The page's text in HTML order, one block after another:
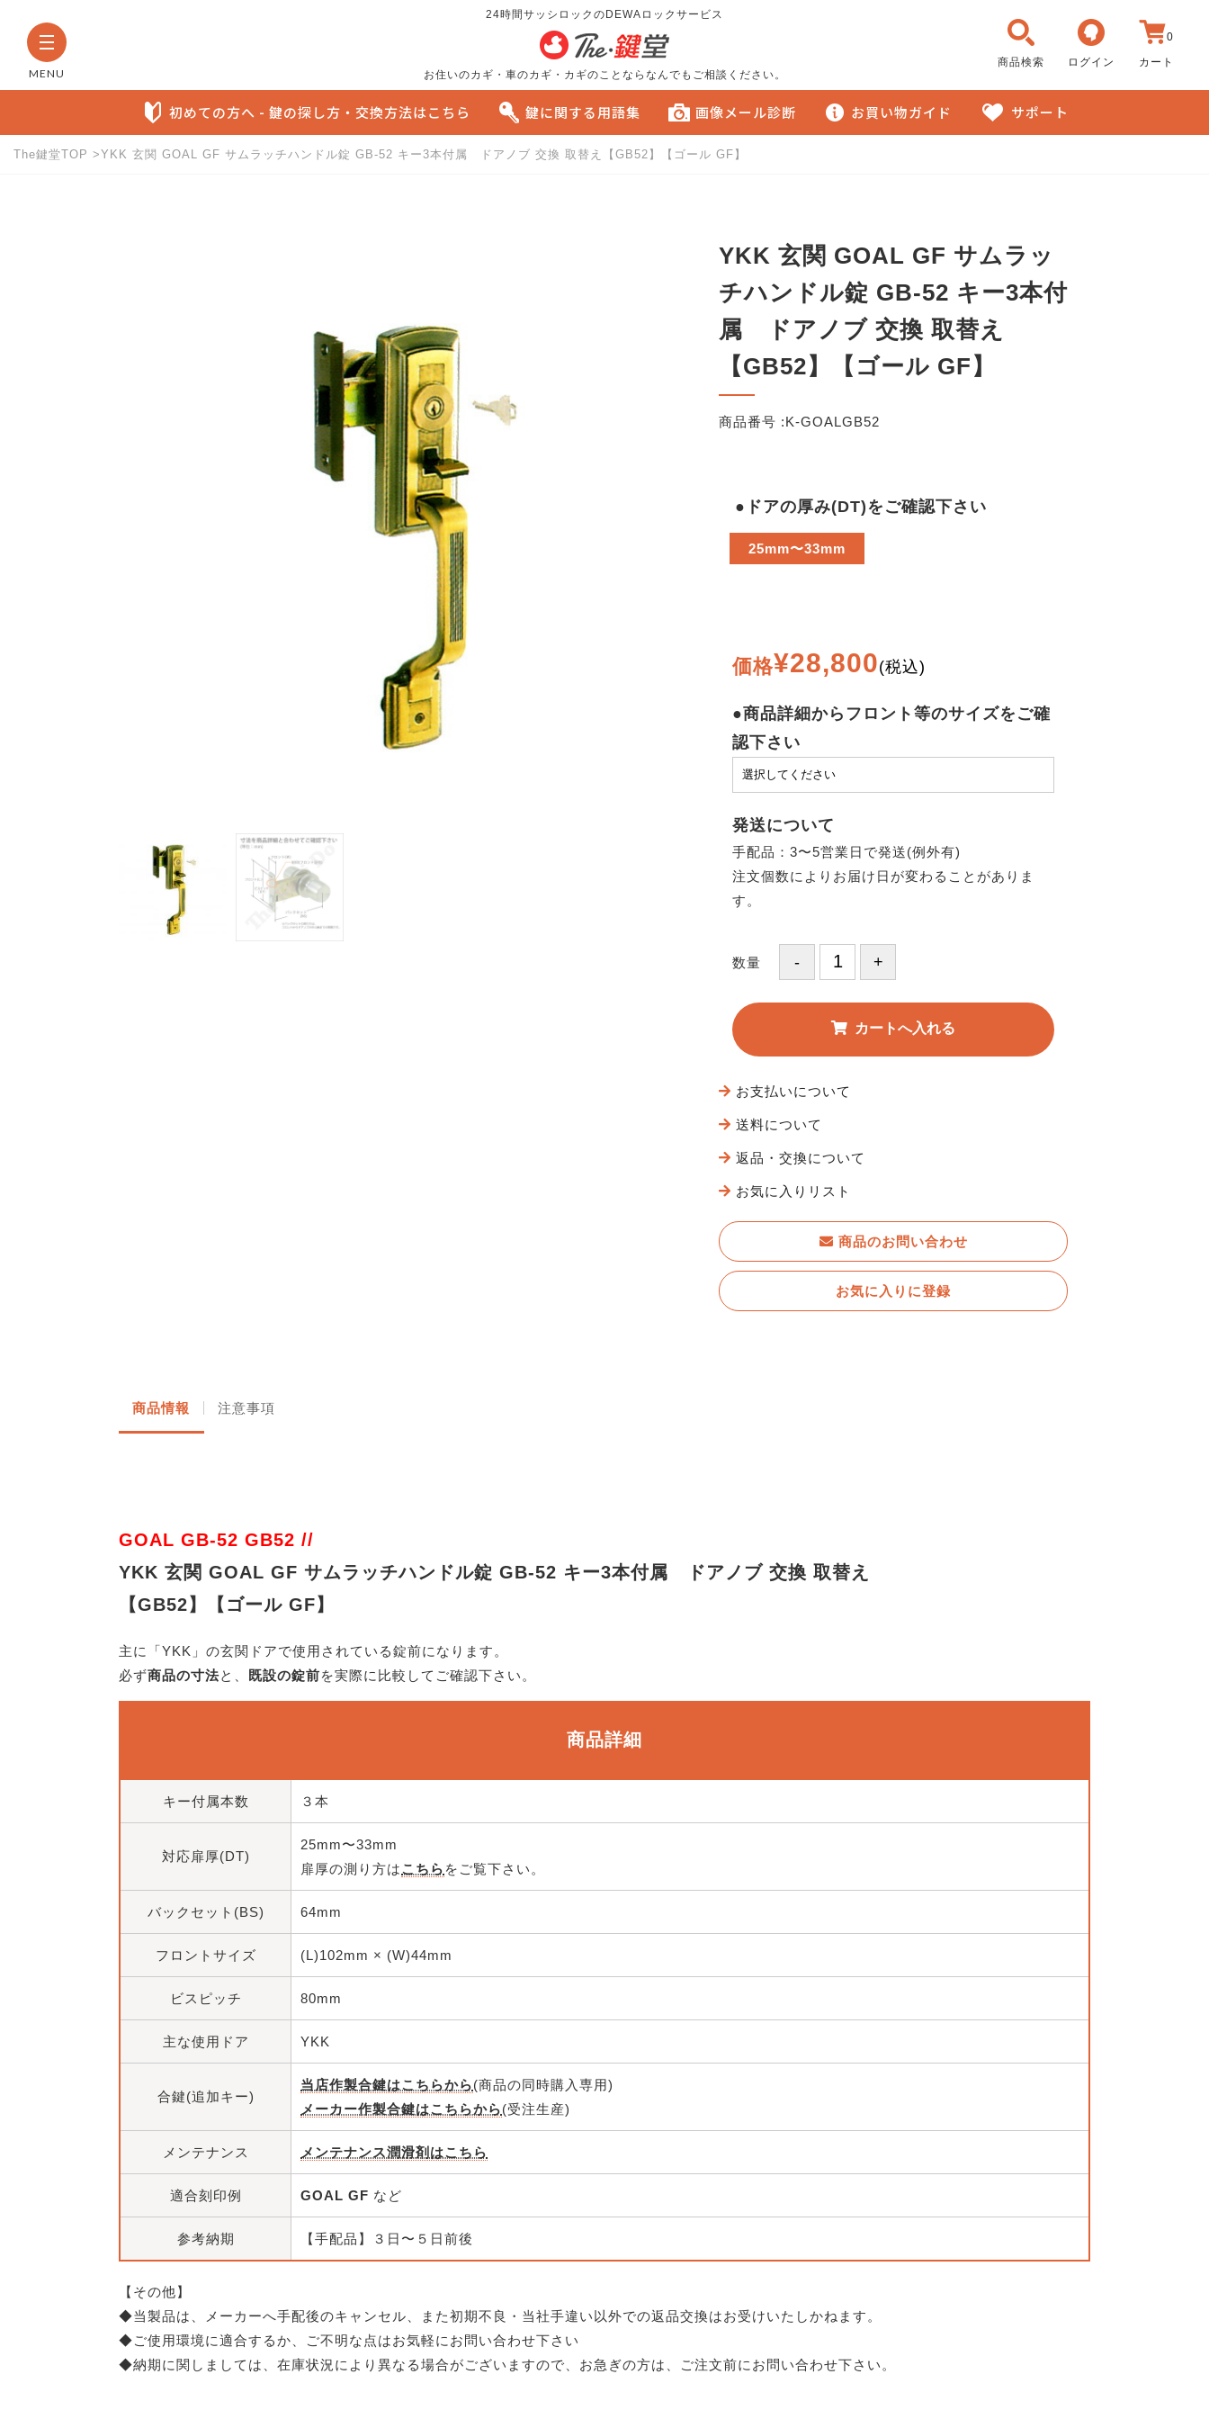
MENU
24時間サッシロックのDEWAロックサービス
お住いのカギ・車のカギ・カギのことならなんでもご相談ください。
商品検索 ログイン
0
カート
初めての方へ - 鍵の探し方・交換方法はこちら 鍵に関する用語集 画像メール診断 お買い物ガイド サポート
The鍵堂TOP YKK 玄関 GOAL GF サムラッチハンドル錠 GB-52 キー3本付属 ドアノブ 交換 取替え【GB52】【ゴール GF】
YKK 玄関 GOAL GF サムラッ
チハンドル錠 GB-52 キー3本付
属 ドアノブ 交換 取替え
【GB52】【ゴール GF】
商品番号 :K-GOALGB52
●ドアの厚み(DT)をご確認下さい
25mm〜33mm
価格¥28,800(税込)
●商品詳細からフロント等のサイズをご確
認下さい
発送について
手配品：3〜5営業日で発送(例外有)
注文個数によりお届け日が変わることがありま
す。
数量
お支払いについて
送料について
返品・交換について
お気に入りリスト
商品のお問い合わせ
お気に入りに登録
商品情報 注意事項
GOAL GB-52 GB52 //
YKK 玄関 GOAL GF サムラッチハンドル錠 GB-52 キー3本付属 ドアノブ 交換 取替え
【GB52】【ゴール GF】
主に「YKK」の玄関ドアで使用されている錠前になります。
必ず商品の寸法と、 既設の錠前を実際に比較してご確認下さい。
商品詳細
キー付属本数 ３本
対応扉厚(DT)
25mm〜33mm
扉厚の測り方はこちら をご覧下さい。
バックセット(BS) 64mm
フロントサイズ (L)102mm × (W)44mm
ビスピッチ 80mm
主な使用ドア YKK
合鍵(追加キー)
当店作製合鍵はこちらから(商品の同時購入専用)
メーカー作製合鍵はこちらから(受注生産)
メンテナンス メンテナンス潤滑剤はこちら
適合刻印例 GOAL GF など
参考納期 【手配品】３日〜５日前後
【その他】
◆当製品は、メーカーへ手配後のキャンセル、また初期不良・当社手違い以外での返品交換はお受けいたしかねます。
◆ご使用環境に適合するか、ご不明な点はお気軽にお問い合わせ下さい
◆納期に関しましては、在庫状況により異なる場合がございますので、お急ぎの方は、ご注文前にお問い合わせ下さい。